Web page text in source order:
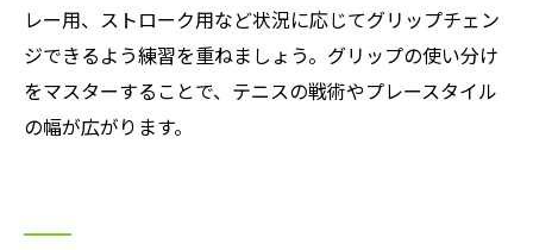
レー用、ストローク用など状況に応じてグリップチェン
ジできるよう練習を重ねましょう。グリップの使い分け
をマスターすることで、テニスの戦術やプレースタイル
の幅が広がります。